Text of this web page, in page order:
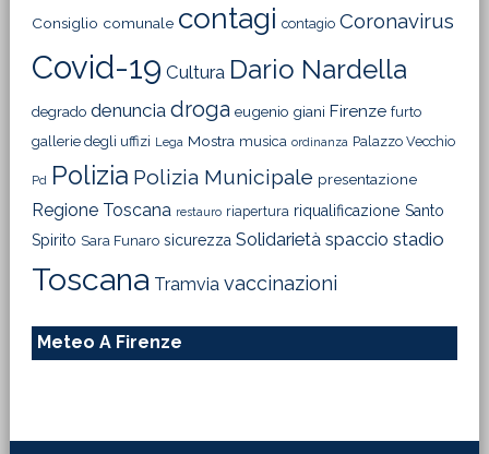
Consiglio comunale contagi contagio Coronavirus
Covid-19 Cultura Dario Nardella
degrado denuncia droga eugenio giani Firenze furto
gallerie degli uffizi Lega Mostra musica ordinanza Palazzo Vecchio
Pd Polizia Polizia Municipale presentazione
Regione Toscana restauro riapertura riqualificazione Santo
Spirito Sara Funaro sicurezza Solidarietà spaccio stadio
Toscana Tramvia vaccinazioni
Meteo A Firenze